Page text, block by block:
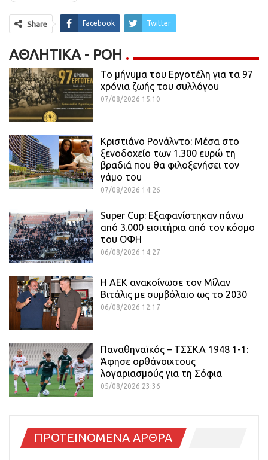
Share Facebook Twitter
ΑΘΛΗΤΙΚΆ - ΡΟΗ
Το μήνυμα του Εργοτέλη για τα 97
χρόνια ζωής του συλλόγου
07/08/2026 15:10
Κριστιάνο Ρονάλντο: Μέσα στο
ξενοδοχείο των 1.300 ευρώ τη
βραδιά που θα φιλοξενήσει τον
γάμο του
07/08/2026 14:26
Super Cup: Εξαφανίστηκαν πάνω
από 3.000 εισιτήρια από τον κόσμο
του ΟΦΗ
06/08/2026 14:27
H ΑΕΚ ανακοίνωσε τον Μίλαν
Βιτάλις με συμβόλαιο ως το 2030
06/08/2026 12:17
Παναθηναϊκός – ΤΣΣΚΑ 1948 1-1:
Άφησε ορθάνοιχτους
λογαριασμούς για τη Σόφια
05/08/2026 23:36
ΠΡΟΤΕΙΝΟΜΕΝΑ ΑΡΘΡΑ